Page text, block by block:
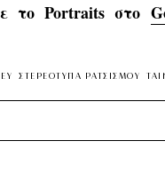
το Portraits στο
ΣΤΕΡΕΟΤΥΠΑ ΡΑΤΣΙΣΜΟΥ